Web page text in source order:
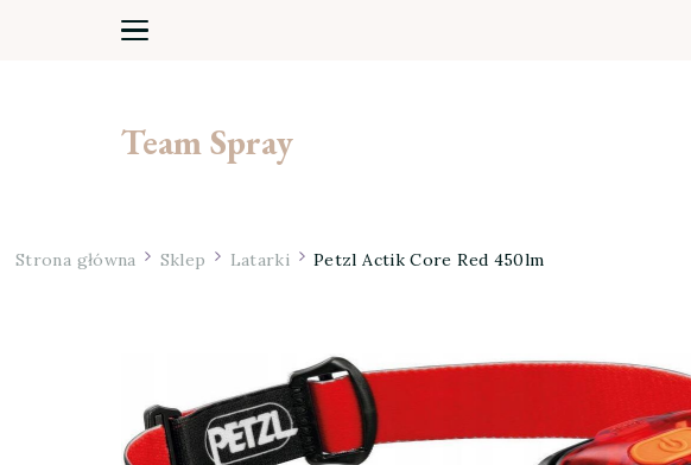
Team Spray
Strona główna Sklep Latarki Petzl Actik Core Red 450lm